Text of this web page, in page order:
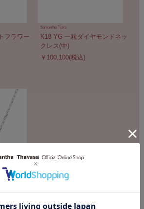
フラワー
Samantha Tiara
K18 YG 一粒ダイヤモンドネッ
クレス(中)
￥100,100(税込)
モンドネッ